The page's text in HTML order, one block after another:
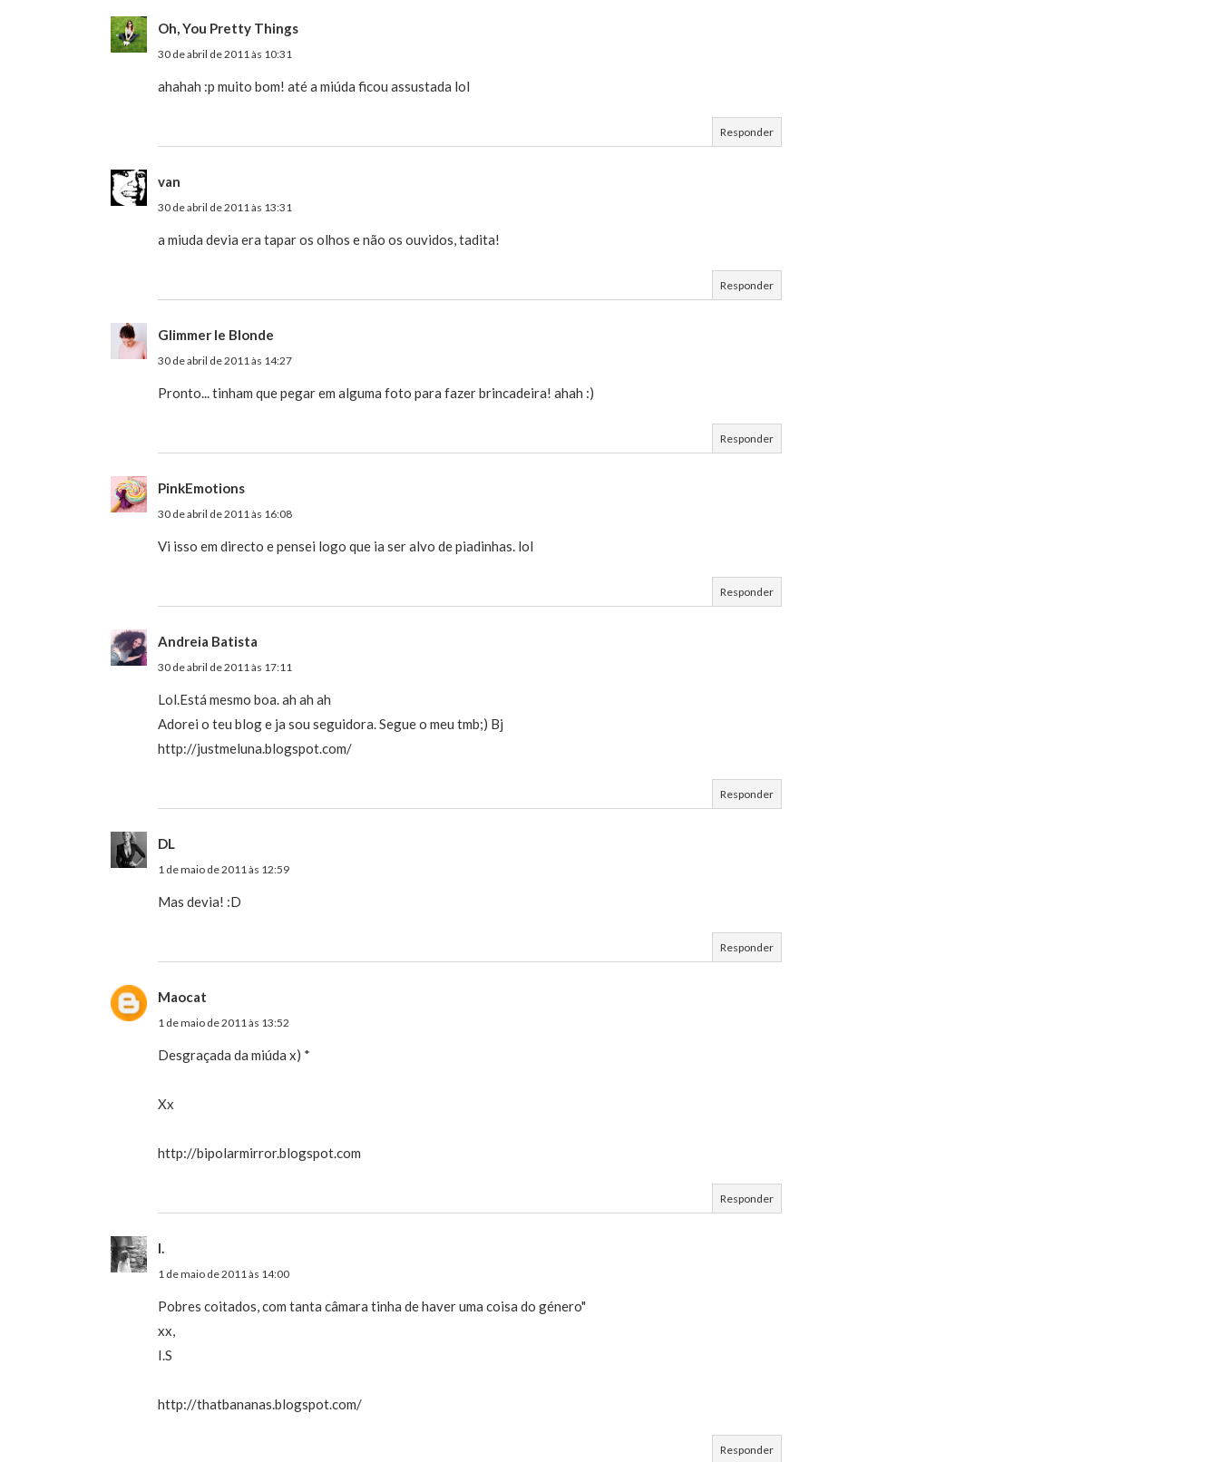
Oh, You Pretty Things
30 de abril de 2011 às 10:31
ahahah :p muito bom! até a miúda ficou assustada lol
Responder
van
30 de abril de 2011 às 13:31
a miuda devia era tapar os olhos e não os ouvidos, tadita!
Responder
Glimmer le Blonde
30 de abril de 2011 às 14:27
Pronto... tinham que pegar em alguma foto para fazer brincadeira! ahah :)
Responder
PinkEmotions
30 de abril de 2011 às 16:08
Vi isso em directo e pensei logo que ia ser alvo de piadinhas. lol
Responder
Andreia Batista
30 de abril de 2011 às 17:11
Lol.Está mesmo boa. ah ah ah
Adorei o teu blog e ja sou seguidora. Segue o meu tmb;) Bj
http://justmeluna.blogspot.com/
Responder
DL
1 de maio de 2011 às 12:59
Mas devia! :D
Responder
Maocat
1 de maio de 2011 às 13:52
Desgraçada da miúda x) *
Xx
http://bipolarmirror.blogspot.com
Responder
I.
1 de maio de 2011 às 14:00
Pobres coitados, com tanta câmara tinha de haver uma coisa do género"
xx,
I.S
http://thatbananas.blogspot.com/
Responder